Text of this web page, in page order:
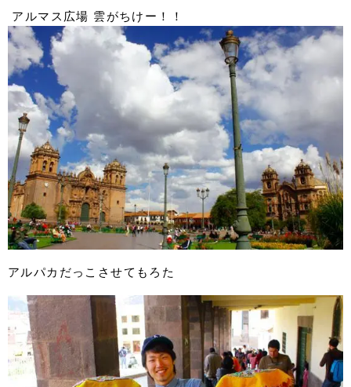
アルマス広場 雲がちけー！！
アルパカだっこさせてもろた